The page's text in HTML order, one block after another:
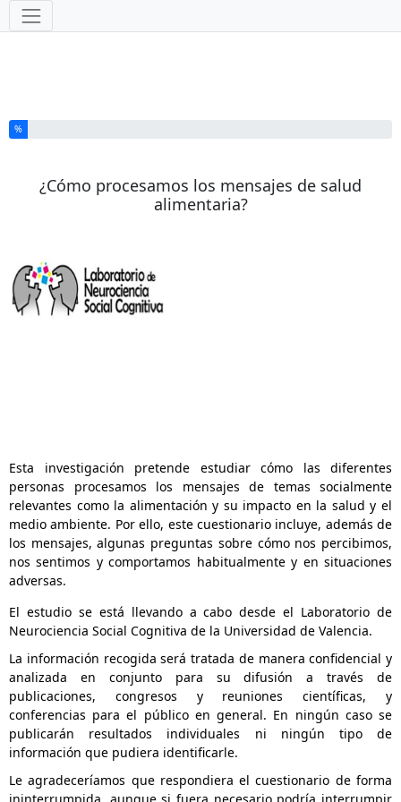
Herramientas
Ha completado el % de este formulario
%
¿Cómo procesamos los mensajes de salud
alimentaria?
Esta investigación pretende estudiar cómo las diferentes
personas procesamos los mensajes de temas socialmente
relevantes como la alimentación y su impacto en la salud y el
medio ambiente. Por ello, este cuestionario incluye, además de
los mensajes, algunas preguntas sobre cómo nos percibimos,
nos sentimos y comportamos habitualmente y en situaciones
adversas.
El estudio se está llevando a cabo desde el Laboratorio de
Neurociencia Social Cognitiva de la Universidad de Valencia.
La información recogida será tratada de manera confidencial y
analizada en conjunto para su difusión a través de
publicaciones, congresos y reuniones científicas, y
conferencias para el público en general. En ningún caso se
publicarán resultados individuales ni ningún tipo de
información que pudiera identificarle.
Le agradeceríamos que respondiera el cuestionario de forma